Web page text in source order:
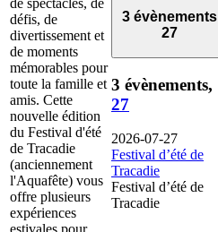
de spectacles, de
défis, de
divertissement et
de moments
mémorables pour
toute la famille et
amis. Cette
nouvelle édition
du Festival d'été
de Tracadie
(anciennement
l'Aquafête) vous
offre plusieurs
expériences
3 évènements
27
3 évènements,
27
2026-07-27
Festival d’été de
Tracadie
Festival d’été de
Tracadie